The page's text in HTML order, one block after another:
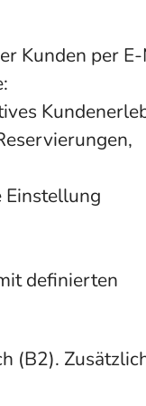
Kunden per
Einstellung
definierten
(B2).